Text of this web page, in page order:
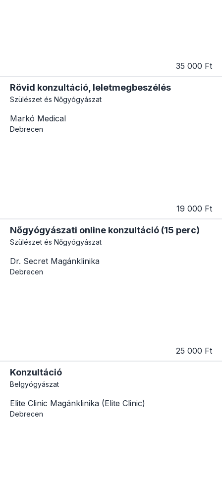
35 000 Ft
Rövid konzultáció, leletmegbeszélés
Szülészet és Nőgyógyászat
Markó Medical
Debrecen
19 000 Ft
Nőgyógyászati online konzultáció (15 perc)
Szülészet és Nőgyógyászat
Dr. Secret Magánklinika
Debrecen
25 000 Ft
Konzultáció
Belgyógyászat
Elite Clinic Magánklinika (Elite Clinic)
Debrecen